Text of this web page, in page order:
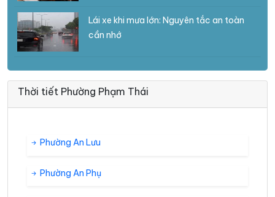
Lái xe khi mưa lớn: Nguyên tắc an toàn
cần nhớ
Thời tiết Phường Phạm Thái
Phường An Lưu
Phường An Phụ